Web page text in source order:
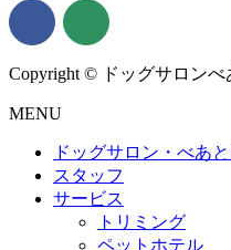
Copyright © ドッグサロンべ
MENU
ドッグサロン・べあ
スタッフ
サービス
トリミング
ペットホテル